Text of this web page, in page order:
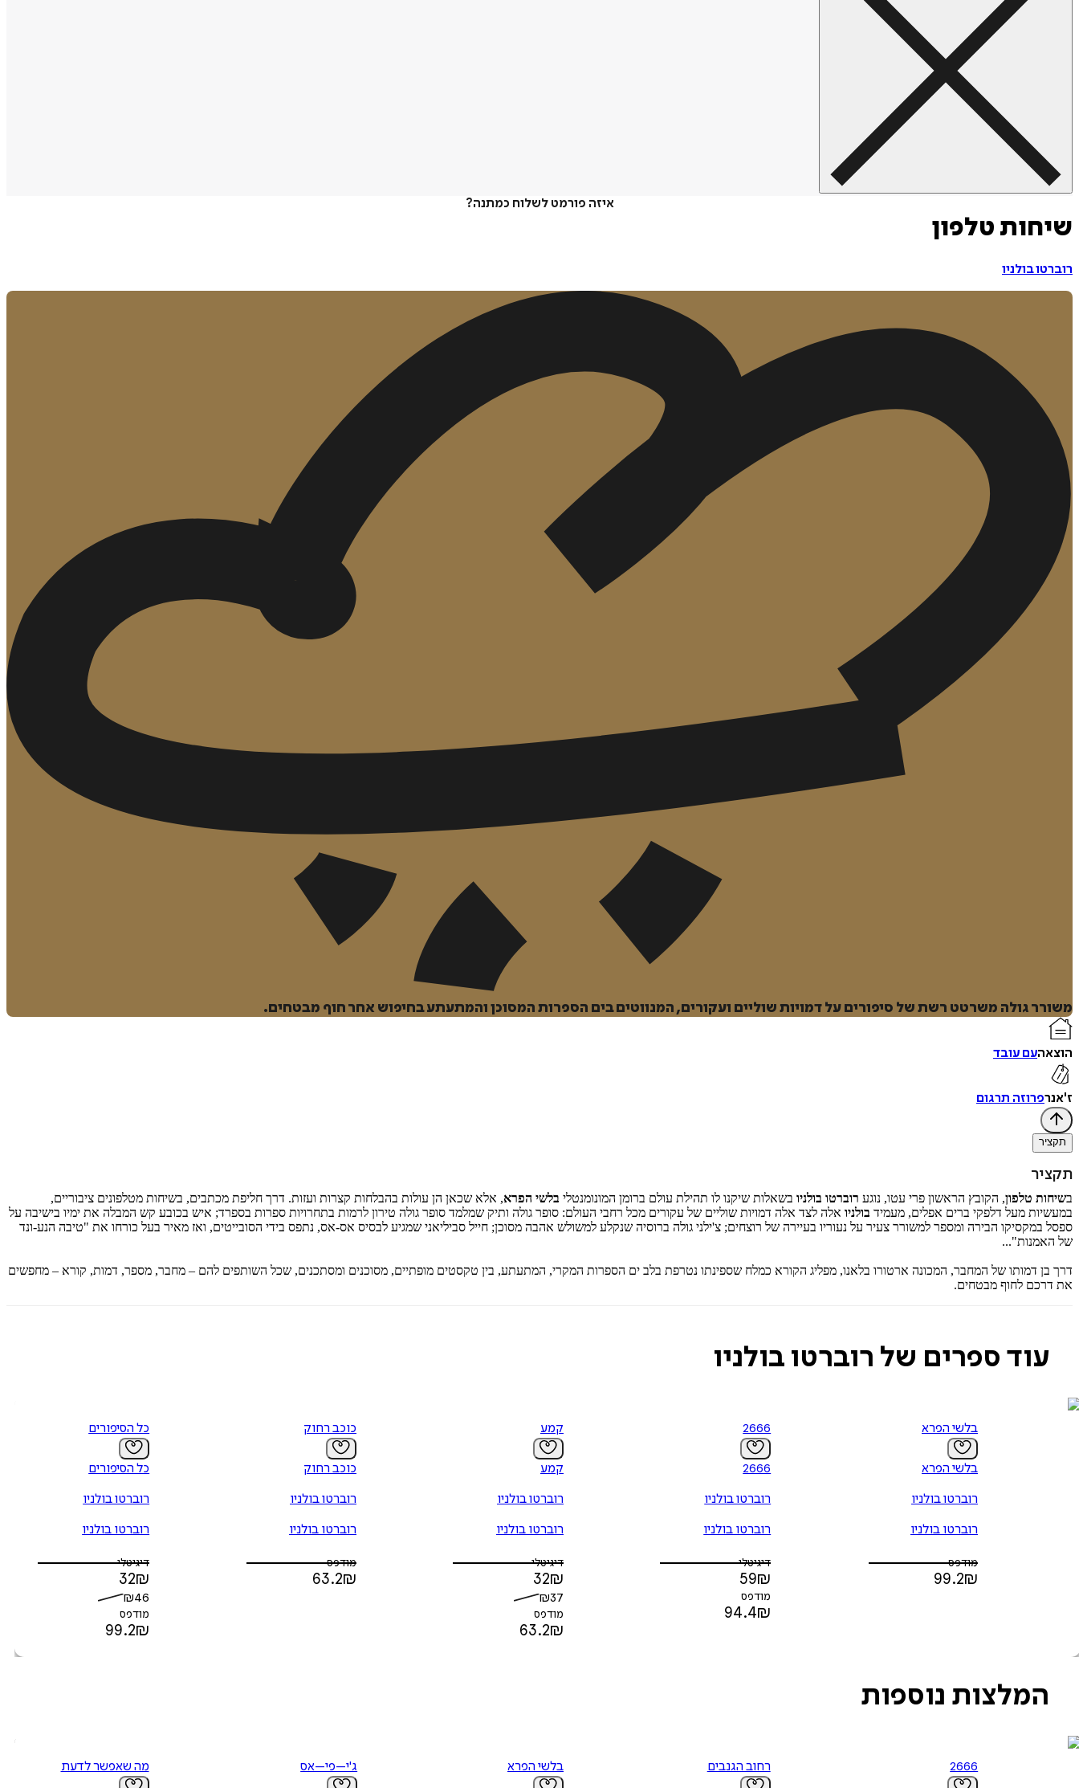
איזה פורמט לשלוח כמתנה?
שיחות טלפון
רוברטו בולניו
משורר גולה משרטט רשת של סיפורים על דמויות שוליים ועקורים, המנווטים בים הספרות המסוכן והמתעתע בחיפוש אחר חוף מבטחים.
הוצאהעם עובד
ז'אנרפרוזה תרגום
תקציר
תקציר
בשיחות טלפון, הקובץ הראשון פרי עטו, נוגע רוברטו בולניו בשאלות שיקנו לו תהילת עולם ברומן המונומנטלי בלשי הפרא, אלא שכאן הן עולות בהבלחות קצרות ועזות. דרך חליפת מכתבים, בשיחות מטלפונים ציבוריים,
במעשיות מעל דלפקי ברים אפלים, מעמיד בולניו אלה לצד אלה דמויות שוליים של עקורים מכל רחבי העולם: סופר גולה ותיק שמלמד סופר גולה טירון לרמות בתחרויות ספרות בספרד; איש בכובע קש המבלה את ימיו בישיבה על
ספסל במקסיקו הבירה ומספר למשורר צעיר על נעוריו בעיירה של רוצחים; צ'ילני גולה ברוסיה שנקלע למשולש אהבה מסוכן; חייל סביליאני שמגיע לבסיס אס-אס, נתפס בידי הסובייטים, ואז מאיר בעל כורחו את "טיבה הנע-ונד
של האמנות"...
דרך בן דמותו של המחבר, המכונה ארטורו בלאנו, מפליג הקורא כמלח שספינתו נטרפת בלב ים הספרות המקרי, המתעתע, בין טקסטים מופתיים, מסוכנים ומסתכנים, שכל השותפים להם – מחבר, מספר, דמות, קורא – מחפשים
את דרכם לחוף מבטחים.
עוד ספרים של רוברטו בולניו
בלשי הפרא
בלשי הפרא
רוברטו בולניו
רוברטו בולניו
מודפס
99.2₪
2666
2666
רוברטו בולניו
רוברטו בולניו
דיגיטלי
59₪
מודפס
94.4₪
קמע
קמע
רוברטו בולניו
רוברטו בולניו
דיגיטלי
32₪
₪37
מודפס
63.2₪
כוכב רחוק
כוכב רחוק
רוברטו בולניו
רוברטו בולניו
מודפס
63.2₪
כל הסיפורים
כל הסיפורים
רוברטו בולניו
רוברטו בולניו
דיגיטלי
32₪
₪46
מודפס
99.2₪
המלצות נוספות
2666 רחוב הגנבים בלשי הפרא ג'י–פי–אס מה שאפשר לדעת